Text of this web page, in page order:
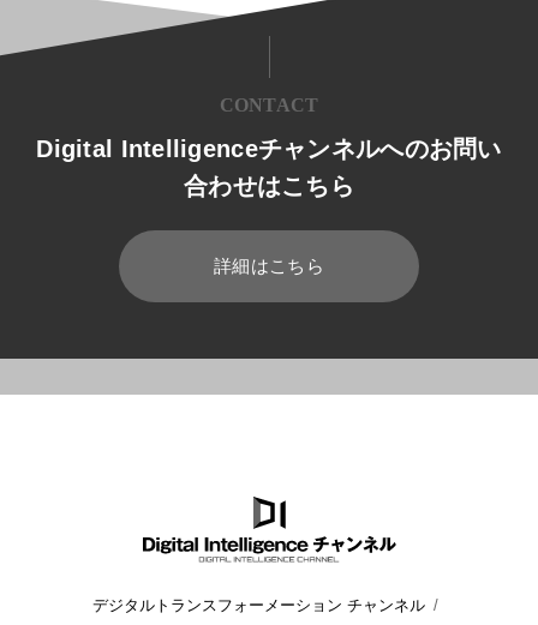
CONTACT
Digital Intelligenceチャンネルへのお問い
合わせはこちら
詳細はこちら
デジタルトランスフォーメーション チャンネル